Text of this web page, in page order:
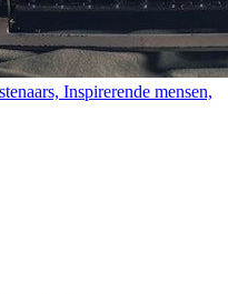
Inspirerende mensen,